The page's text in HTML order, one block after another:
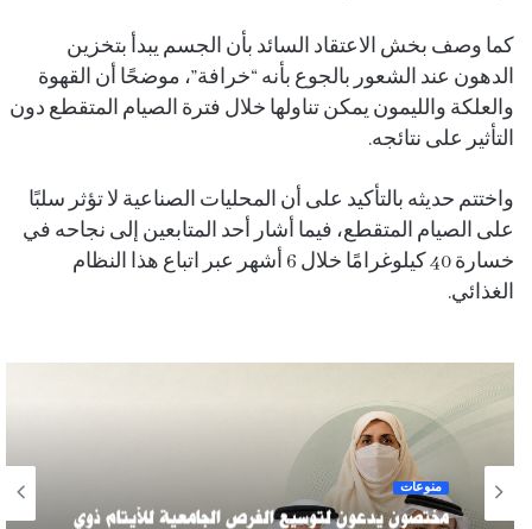
كما وصف بخش الاعتقاد السائد بأن الجسم يبدأ بتخزين
الدهون عند الشعور بالجوع بأنه “خرافة”، موضحًا أن القهوة
والعلكة والليمون يمكن تناولها خلال فترة الصيام المتقطع دون
التأثير على نتائجه.
واختتم حديثه بالتأكيد على أن المحليات الصناعية لا تؤثر سلبًا
على الصيام المتقطع، فيما أشار أحد المتابعين إلى نجاحه في
خسارة 40 كيلوغرامًا خلال 6 أشهر عبر اتباع هذا النظام
الغذائي.
منوعات
مختصون يدعون لتوسيع الفرص الجامعية للأيتام ذوي